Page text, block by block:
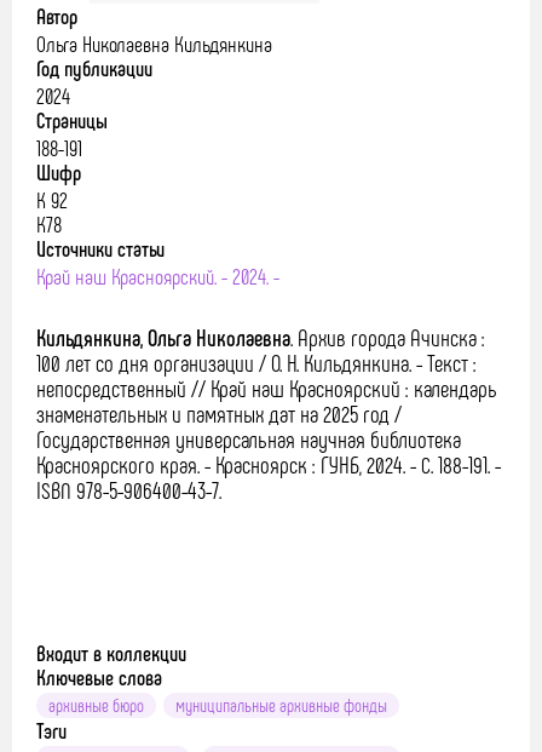
Автор
Ольга Николаевна Кильдянкина
Год публикации
2024
Страницы
188-191
Шифр
К 92
К78
Источники статьи
Край наш Красноярский. - 2024. -
Кильдянкина, Ольга Николаевна. Архив города Ачинска :
100 лет со дня организации / О. Н. Кильдянкина. - Текст :
непосредственный // Край наш Красноярский : календарь
знаменательных и памятных дат на 2025 год /
Государственная универсальная научная библиотека
Красноярского края. - Красноярск : ГУНБ, 2024. - С. 188-191. -
ISBN 978-5-906400-43-7.
Входит в коллекции
Ключевые слова
архивные бюро муниципальные архивные фонды
Тэги